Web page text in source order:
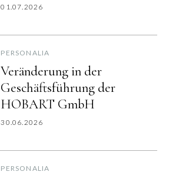
01.07.2026
PERSONALIA
Veränderung in der
Geschäftsführung der
HOBART GmbH
30.06.2026
PERSONALIA